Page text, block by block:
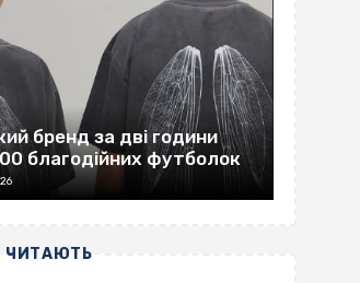
бренд за дві години
благодійних футболок
ЧИТАЮТЬ